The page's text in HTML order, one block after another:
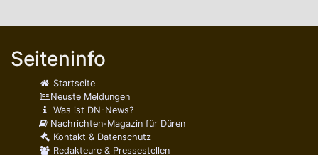
Seiteninfo
Startseite
Neuste Meldungen
Was ist DN-News?
Nachrichten-Magazin für Düren
Kontakt & Datenschutz
Redakteure & Pressestellen